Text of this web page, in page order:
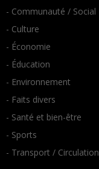
- Communauté / Social
- Culture
- Économie
- Éducation
- Environnement
- Faits divers
- Santé et bien-être
- Sports
- Transport / Circulation